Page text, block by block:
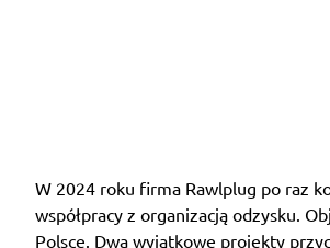
W 2024 roku firma Rawlplug po raz
współpracy z organizacją odzysku.
Polsce. Dwa wyjątkowe projekty